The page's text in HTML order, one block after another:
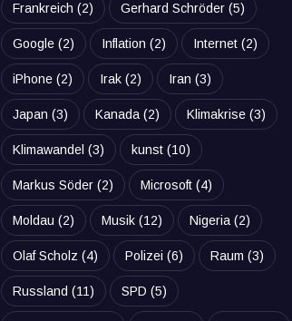
Frankreich (2) Gerhard Schröder (5)
Google (2) Inflation (2) Internet (2)
iPhone (2) Irak (2) Iran (3)
Japan (3) Kanada (2) Klimakrise (3)
Klimawandel (3) kunst (10)
Markus Söder (2) Microsoft (4)
Moldau (2) Musik (12) Nigeria (2)
Olaf Scholz (4) Polizei (6) Raum (3)
Russland (11) SPD (5)